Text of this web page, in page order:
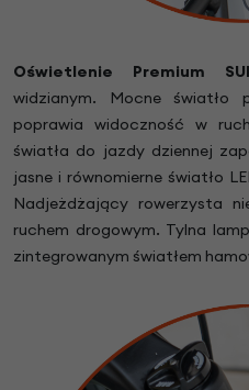
Oświetlenie Premium
widzianym. Mocne światło
poprawia widoczność w
światła do jazdy dziennej
jasne i równomierne światło
Nadjeżdżający rowerzysta
ruchem drogowym. Tylna
zintegrowanym światłem